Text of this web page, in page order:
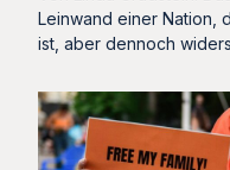
Leinwand einer Nation,
ist, aber dennoch